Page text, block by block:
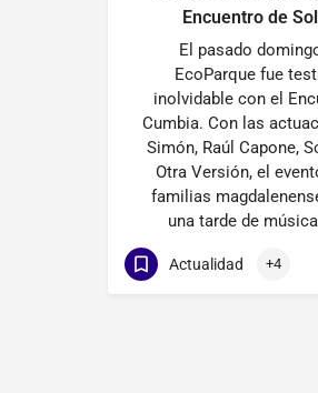
Encuentro de
El pasado
EcoParque fue
inolvidable con el
Cumbia. Con las
Simón, Raúl Capone,
Otra Versión, el
familias
una tarde de
Actualidad +4